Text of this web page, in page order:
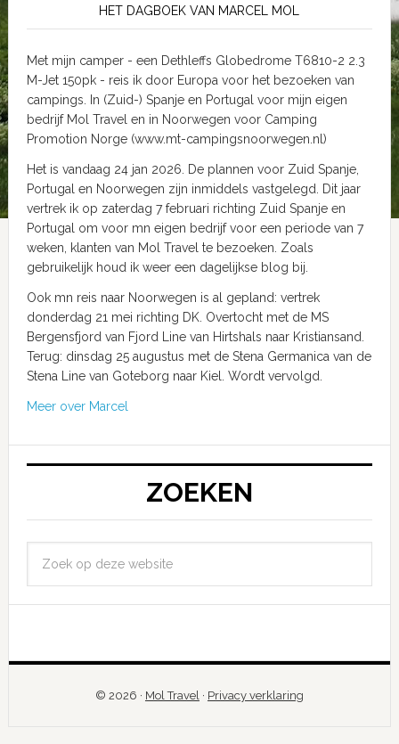
HET DAGBOEK VAN MARCEL MOL
Met mijn camper - een Dethleffs Globedrome T6810-2 2.3
M-Jet 150pk - reis ik door Europa voor het bezoeken van
campings. In (Zuid-) Spanje en Portugal voor mijn eigen
bedrijf Mol Travel en in Noorwegen voor Camping
Promotion Norge (www.mt-campingsnoorwegen.nl)
Het is vandaag 24 jan 2026. De plannen voor Zuid Spanje,
Portugal en Noorwegen zijn inmiddels vastgelegd. Dit jaar
vertrek ik op zaterdag 7 februari richting Zuid Spanje en
Portugal om voor mn eigen bedrijf voor een periode van 7
weken, klanten van Mol Travel te bezoeken. Zoals
gebruikelijk houd ik weer een dagelijkse blog bij.
Ook mn reis naar Noorwegen is al gepland: vertrek
donderdag 21 mei richting DK. Overtocht met de MS
Bergensfjord van Fjord Line van Hirtshals naar Kristiansand.
Terug: dinsdag 25 augustus met de Stena Germanica van de
Stena Line van Goteborg naar Kiel. Wordt vervolgd.
Meer over Marcel
ZOEKEN
© 2026 · Mol Travel · Privacy verklaring